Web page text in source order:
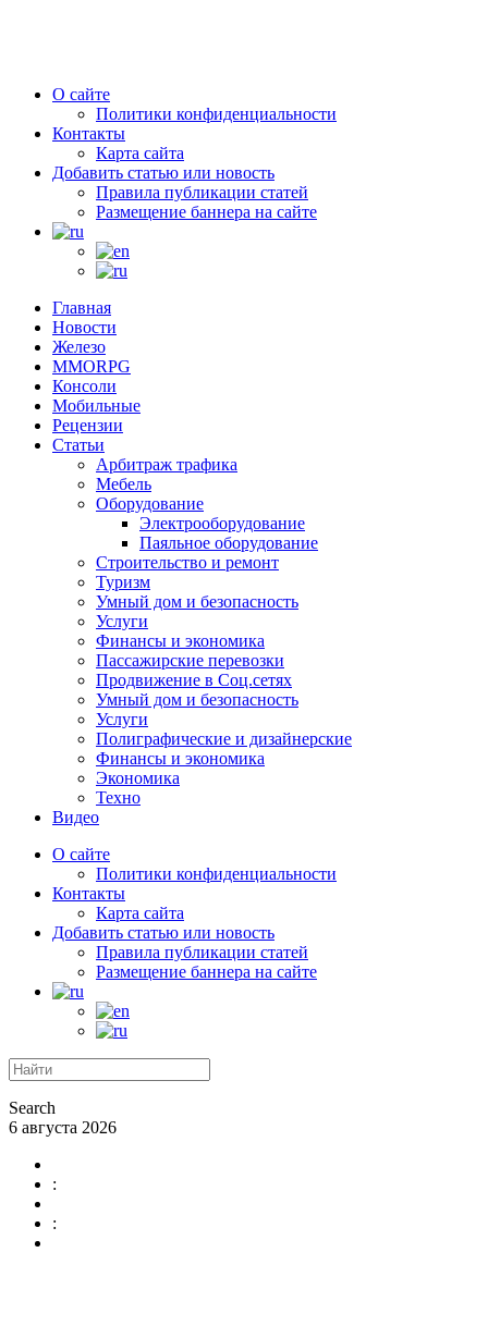
О сайте
Политики конфиденциальности
Контакты
Карта сайта
Добавить статью или новость
Правила публикации статей
Размещение баннера на сайте
Главная
Новости
Железо
MMORPG
Консоли
Мобильные
Рецензии
Статьи
Арбитраж трафика
Мебель
Оборудование
Электрооборудование
Паяльное оборудование
Строительство и ремонт
Туризм
Умный дом и безопасность
Услуги
Финансы и экономика
Пассажирские перевозки
Продвижение в Соц.сетях
Умный дом и безопасность
Услуги
Полиграфические и дизайнерские
Финансы и экономика
Экономика
Техно
Видео
О сайте
Политики конфиденциальности
Контакты
Карта сайта
Добавить статью или новость
Правила публикации статей
Размещение баннера на сайте
Search
6 августа 2026
:
: